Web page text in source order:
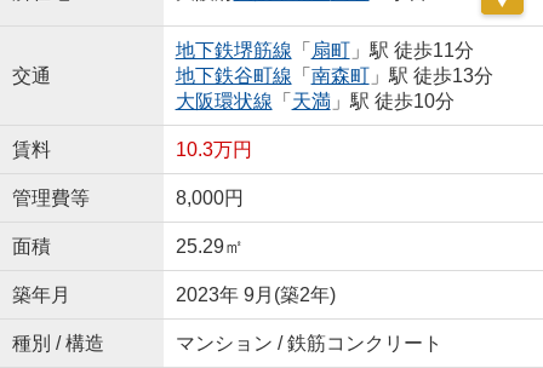
交通
地下鉄堺筋線 「 扇町」駅 徒歩11分
地下鉄谷町線 「 南森町」駅 徒歩13分
大阪環状線 「 天満」駅 徒歩10分
賃料 10.3万円
管理費等 8,000円
面積 25.29㎡
築年月 2023年 9月(築2年)
種別 / 構造 マンション / 鉄筋コンクリート